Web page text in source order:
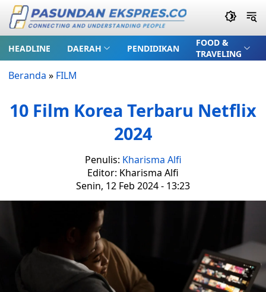
HEADLINE DAERAH PENDIDIKAN
FOOD &
TRAVELING
Beranda » FILM
10 Film Korea Terbaru Netflix
2024
Penulis: Kharisma Alfi
Editor: Kharisma Alfi
Senin, 12 Feb 2024 - 13:23